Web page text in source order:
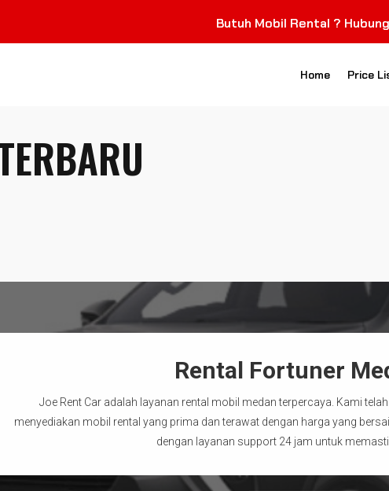
Butuh Mobil Rental ? Hubungi
Home Price
Rental Fortuner
Joe Rent Car adalah layanan rental mobil medan terpercaya. Kami
menyediakan mobil rental yang prima dan terawat dengan harga yang
dengan layanan support 24 jam untuk